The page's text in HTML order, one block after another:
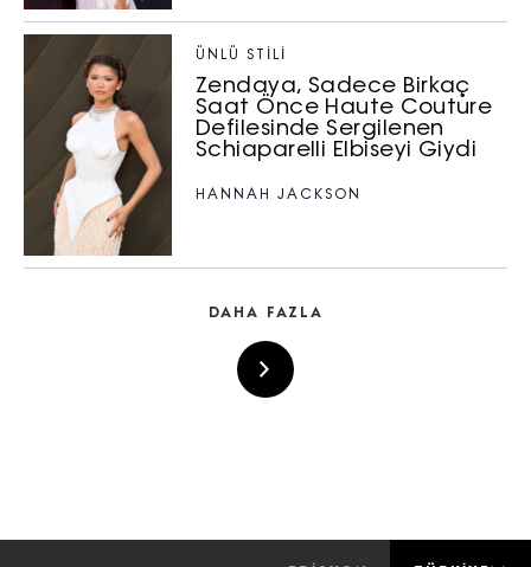
ÜNLÜ STILI
Zendaya, Sadece Birkaç
Saat Önce Haute Couture
Defilesinde Sergilenen
Schiaparelli Elbiseyi Giydi
HANNAH JACKSON
DAHA FAZLA